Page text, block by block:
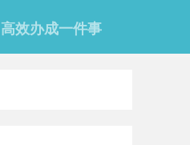
高效办成一件事